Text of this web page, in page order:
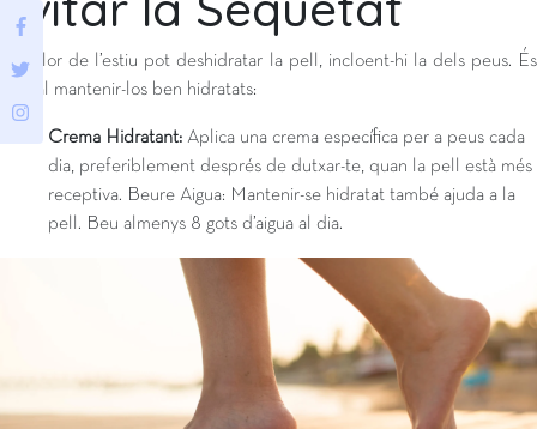
La calor de l’estiu pot deshidratar la pell, incloent-hi la dels peus. És
crucial mantenir-los ben hidratats:
Crema Hidratant: Aplica una crema específica per a peus cada
dia, preferiblement després de dutxar-te, quan la pell està més
receptiva. Beure Aigua: Mantenir-se hidratat també ajuda a la
pell. Beu almenys 8 gots d’aigua al dia.